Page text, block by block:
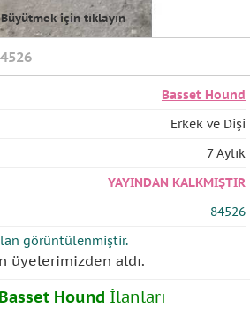
için tıklayın
Basset Hound
Erkek ve Dişi
7 Aylık
YAYINDAN KALKMIŞTIR
84526
görüntülenmiştir.
üyelerimizden aldı.
Basset Hound İlanları